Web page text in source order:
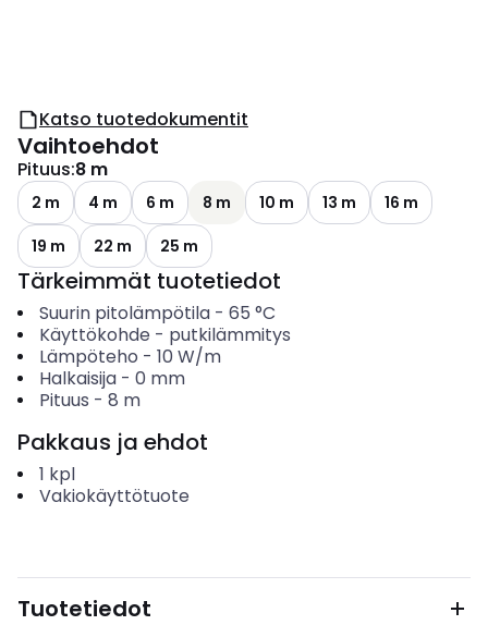
Katso tuotedokumentit
Vaihtoehdot
Pituus:8 m
2 m 4 m 6 m 8 m 10 m 13 m
16 m
19 m
22 m 25 m
Tärkeimmät tuotetiedot
Suurin pitolämpötila- 65 °C
Käyttökohde - putkilämmitys
Lämpöteho - 10 W/m
Halkaisija- 0 mm
Pituus - 8 m
Pakkaus ja ehdot
1 kpl
Vakiokäyttötuote
Tuotetiedot